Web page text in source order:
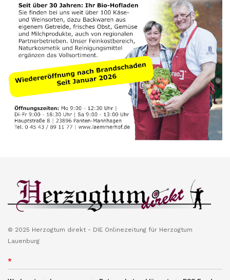
© 2025 Herzogtum direkt - DIE Onlinezeitung für Herzogtum
Lauenburg
*